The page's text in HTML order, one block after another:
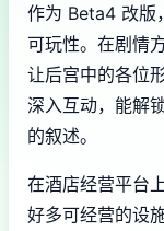
作为 Beta4 改版
可玩性。在剧情
让后宫中的各位
深入互动，能解
的叙述。
在酒店经营平台
好多可经营的设